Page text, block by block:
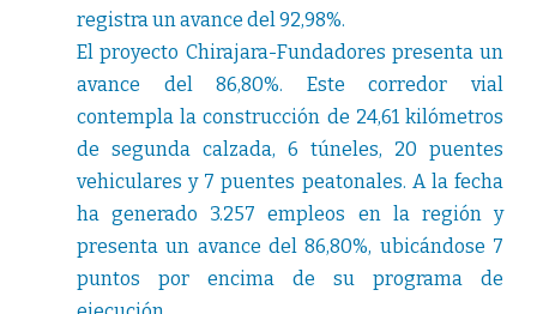
registra un avance del 92,98%.
El proyecto Chirajara-Fundadores presenta un
avance del 86,80%. Este corredor vial
contempla la construcción de 24,61 kilómetros
de segunda calzada, 6 túneles, 20 puentes
vehiculares y 7 puentes peatonales. A la fecha
ha generado 3.257 empleos en la región y
presenta un avance del 86,80%, ubicándose 7
puntos por encima de su programa de